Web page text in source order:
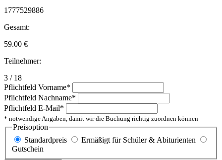
1777529886
Gesamt:
59.00 €
Teilnehmer:
3 / 18
Pflichtfeld Vorname*
Pflichtfeld Nachname*
Pflichtfeld E-Mail*
* notwendige Angaben, damit wir die Buchung richtig zuordnen können
Preisoption
Standardpreis
Ermäßigt für Schüler & Abiturienten
Gutschein